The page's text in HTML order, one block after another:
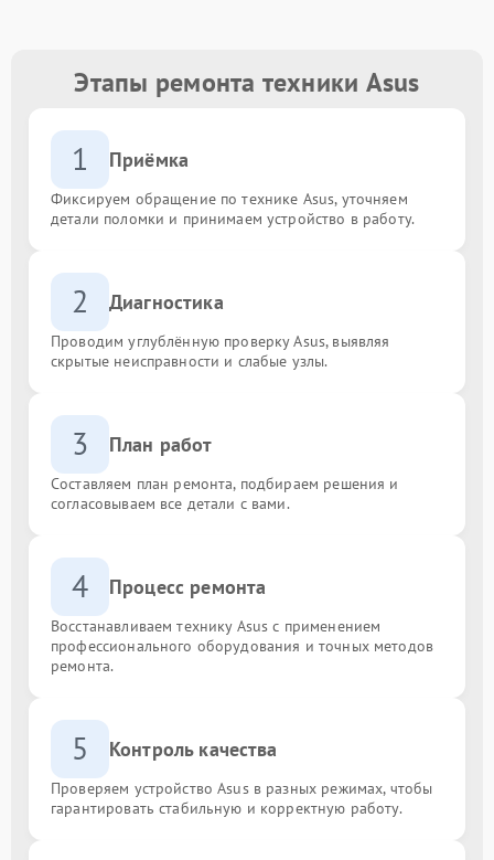
Этапы ремонта техники Asus
1 Приёмка
Фиксируем обращение по технике Asus, уточняем
детали поломки и принимаем устройство в работу.
2 Диагностика
Проводим углублённую проверку Asus, выявляя
скрытые неисправности и слабые узлы.
3 План работ
Составляем план ремонта, подбираем решения и
согласовываем все детали с вами.
4 Процесс ремонта
Восстанавливаем технику Asus с применением
профессионального оборудования и точных методов
ремонта.
5 Контроль качества
Проверяем устройство Asus в разных режимах, чтобы
гарантировать стабильную и корректную работу.